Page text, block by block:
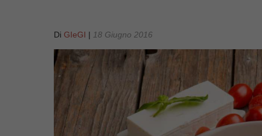
Di GIeGI | 18 Giugno 2016